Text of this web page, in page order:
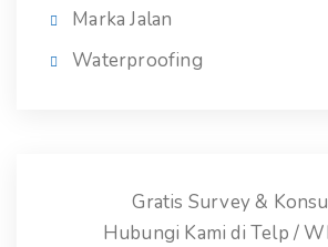
Marka Jalan
Waterproofing
Gratis Survey &
Hubungi Kami di Telp /